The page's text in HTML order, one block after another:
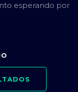
esperando por